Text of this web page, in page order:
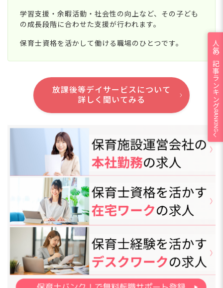
学習支援・余暇活動・社会性の向上など、その子ども
の成長段階に合わせた支援が行われます。
保育士資格を活かして働ける職場のひとつです。
放課後等デイサービスについて
詳しく聞いてみる
人気の記事ランキング
RANKING